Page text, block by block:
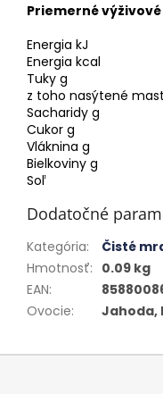
Priemerné
Energia kJ
Energia kcal
Tuky g
z toho nasýtené
Sacharidy g
Cukor g
Vláknina g
Bielkoviny g
Soľ
Dodatočné
Kategória:
Čisté
Hmotnosť: 0.09 kg
EAN:
Ovocie: Jahoda,
Z